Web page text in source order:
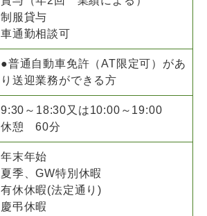
制服貸与
車通勤相談可
●普通自動車免許（AT限定可）があ
り送迎業務ができる方
9:30～18:30又は10:00～19:00
休憩 60分
年末年始
夏季、GW特別休暇
有休休暇(法定通り)
慶弔休暇